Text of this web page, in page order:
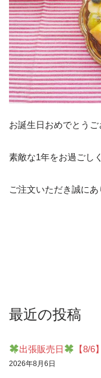
お誕生日おめでとうご
素敵な1年をお過ごし
ご注文いただき誠に
最近の投稿
出張販売日 【8/6】
2026年8月6日